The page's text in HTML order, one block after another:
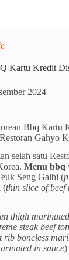
Kartu Kredit
2024
Bbq Kartu
Gahyo
selah satu
Menu bbq
Seng Galbi (
(thin slice of
thigh
steak beef
rib boneless
in sauce)